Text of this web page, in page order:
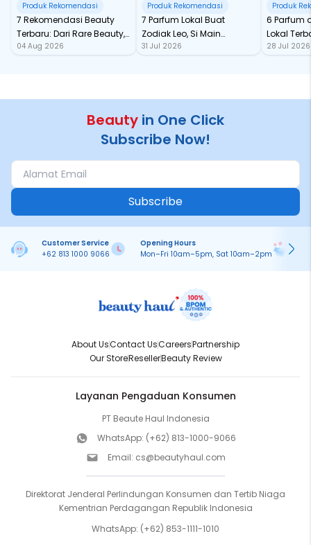
Produk Rekomendasi
7 Rekomendasi Beauty
Terbaru: Dari Rare Beauty,
Sampai Rhode Skin, Super
04 Aug 2026
Produk Rekomendasi
7 Parfum Lokal Buat
Zodiak Leo, Si Main
Character yang Selalu
31 Jul 2026
Produk
6 Parfum
Lokal
dari
28 Jul 2026
Beauty in One Click
Subscribe Now!
Subscribe
Customer Service
+62 813 1000 9066
Opening Hours
Mon–Fri 10am–5pm, Sat 10am–2pm
About UsContact UsCareersPartnership
Our StoreResellerBeauty Review
Layanan Pengaduan Konsumen
PT Beaute Haul Indonesia
WhatsApp: (+62) 813-1000-9066
Email: cs@beautyhaul.com
Direktorat Jenderal Perlindungan Konsumen dan Tertib Niaga
Kementrian Perdagangan Republik Indonesia
WhatsApp: (+62) 853-1111-1010